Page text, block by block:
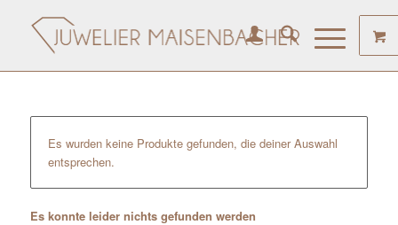
Es wurden keine Produkte gefunden, die deiner Auswahl
entsprechen.
Es konnte leider nichts gefunden werden